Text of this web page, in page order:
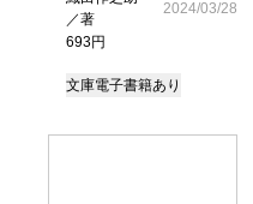
／著
693円
2024/03/28
文庫電子書籍あり